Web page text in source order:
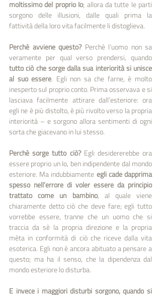
moltissimo del proprio Io; allora da tutte le parti
sorgono delle illusioni, dalle quali prima la
fattività della loro vita facilmente li distoglieva.
Perchè avviene questo? Perchè l’uomo non sa
tutto ciò che sorge dalla sua interiorità si unisce
al suo essere. Egli non sa che farne, è molto
inesperto sul proprio conto. Prima osservava e si
lasciava facilmente attirare dall’esteriore: ora
egli ne è più distolto, è più rivolto verso la propria
interiorità – e sorgono allora sentimenti di ogni
sorta che giacevano in lui stesso.
Perchè sorge tutto ciò? Egli desidererebbe ora
essere proprio un Io, ben indipendente dal mondo
esteriore. Ma indubbiamente egli cade dapprima
spesso nell’errore di voler essere da principio
trattato come un bambino, al quale viene
chiaramente detto ciò che deve fare; egli tutto
vorrebbe essere, tranne che un uomo che si
traccia da sè la propria direzione e la propria
mèta in conformità di ciò che riceve dalla vita
esoterica. Egli non è ancora abituato a pensare a
questo; ma ha il senso, che la dipendenza dal
mondo esteriore lo disturba.
E invece i maggiori disturbi sorgono, quando si